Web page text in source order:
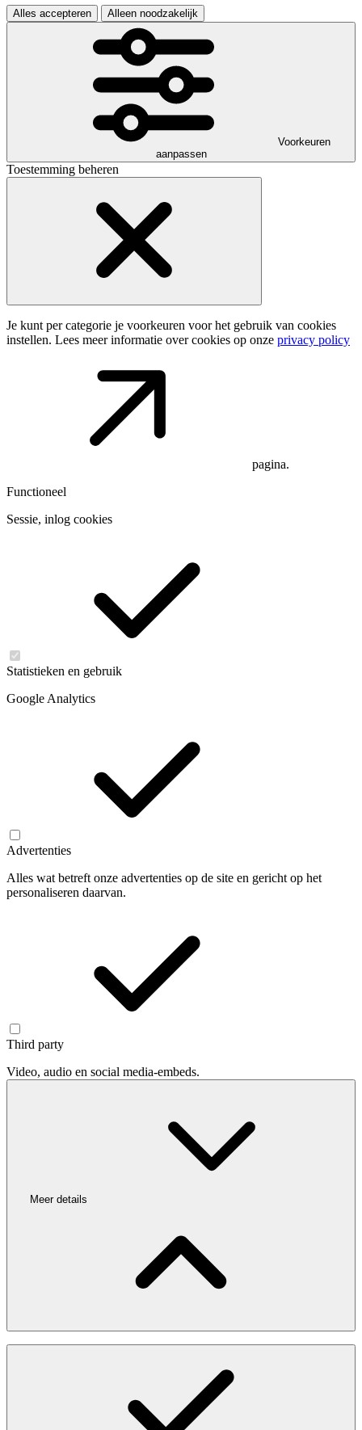
Alles accepteren Alleen noodzakelijk
Voorkeuren
aanpassen
Toestemming beheren
Je kunt per categorie je voorkeuren voor het gebruik van cookies
instellen. Lees meer informatie over cookies op onze privacy policy
pagina.
Functioneel
Sessie, inlog cookies
Statistieken en gebruik
Google Analytics
Advertenties
Alles wat betreft onze advertenties op de site en gericht op het
personaliseren daarvan.
Third party
Video, audio en social media-embeds.
Meer details